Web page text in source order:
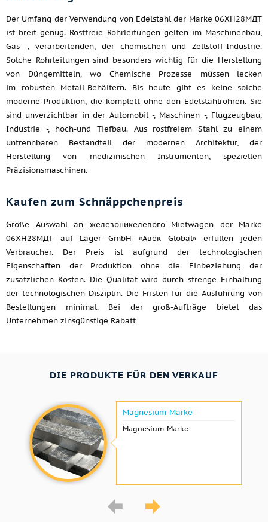
Der Umfang der Verwendung von Edelstahl der Marke 06ХН28МДТ
ist breit genug. Rostfreie Rohrleitungen gelten im Maschinenbau,
Gas -, verarbeitenden, der chemischen und Zellstoff-Industrie.
Solche Rohrleitungen sind besonders wichtig für die Herstellung
von Düngemitteln, wo Chemische Prozesse müssen lecken
im robusten Metall-Behältern. Bis heute gibt es keine solche
moderne Produktion, die komplett ohne den Edelstahlrohren. Sie
sind unverzichtbar in der Automobil -, Maschinen -, Flugzeugbau,
Industrie -, hoch-und Tiefbau. Aus rostfreiem Stahl zu einem
untrennbaren Bestandteil der modernen Architektur, der
Herstellung von medizinischen Instrumenten, speziellen
Präzisionsmaschinen.
Kaufen zum Schnäppchenpreis
Große Auswahl an железоникелевого Mietwagen der Marke
06ХН28МДТ auf Lager GmbH «Авек Global» erfüllen jeden
Verbraucher. Der Preis ist aufgrund der technologischen
Eigenschaften der Produktion ohne die Einbeziehung der
zusätzlichen Kosten. Die Qualität wird durch strenge Einhaltung
der technologischen Disziplin. Die Fristen für die Ausführung von
Bestellungen minimal. Bei der groß-Aufträge bietet das
Unternehmen zinsgünstige Rabatt
DIE PRODUKTE FÜR DEN VERKAUF
Magnesium-Marke
Magnesium-Marke